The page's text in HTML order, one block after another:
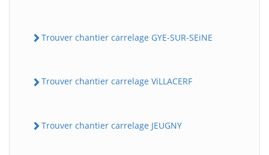
Trouver chantier carrelage GYE-SUR-SEiNE
Trouver chantier carrelage ViLLACERF
Trouver chantier carrelage JEUGNY